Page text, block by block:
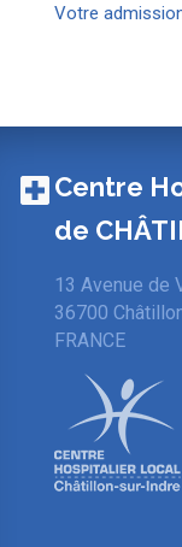
Votre
Centre
de
13 Avenue de
36700
FRANCE